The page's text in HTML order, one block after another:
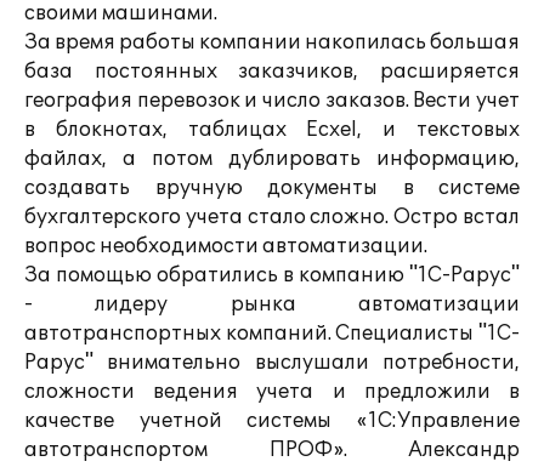
своими машинами.
За время работы компании накопилась большая
база постоянных заказчиков, расширяется
география перевозок и число заказов. Вести учет
в блокнотах, таблицах Ecxel, и текстовых
файлах, а потом дублировать информацию,
создавать вручную документы в системе
бухгалтерского учета стало сложно. Остро встал
вопрос необходимости автоматизации.
За помощью обратились в компанию "1С-Рарус"
- лидеру рынка автоматизации
автотранспортных компаний. Специалисты "1С-
Рарус" внимательно выслушали потребности,
сложности ведения учета и предложили в
качестве учетной системы «1С:Управление
автотранспортом ПРОФ». Александр